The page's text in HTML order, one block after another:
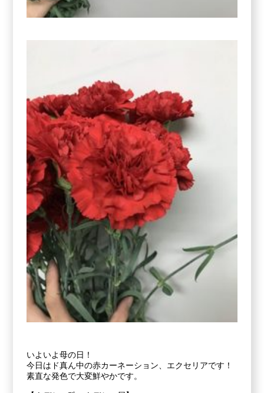
いよいよ母の日！
今日はド真ん中の赤カーネーション、エクセリアです！
素直な発色で大変鮮やかです。